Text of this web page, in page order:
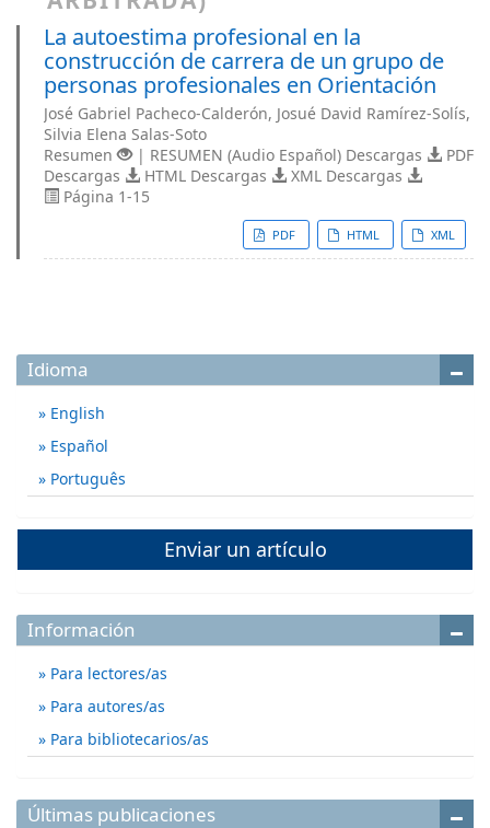
La autoestima profesional en la
construcción de carrera de un grupo de
personas profesionales en Orientación
José Gabriel Pacheco-Calderón, Josué David Ramírez-Solís,
Silvia Elena Salas-Soto
Resumen
| RESUMEN (Audio Español) Descargas
PDF
Descargas
HTML Descargas
XML Descargas
Página 1-15
PDF HTML XML
Idioma
English
Español
Português
Enviar un artículo
Información
Para lectores/as
Para autores/as
Para bibliotecarios/as
Últimas publicaciones